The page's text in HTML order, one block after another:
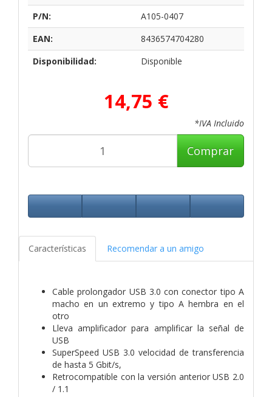
P/N:
A105-0407
EAN:
8436574704280
Disponibilidad:
Disponible
14,75 €
*IVA Incluido
Comprar
Características Recomendar a un amigo
Cable prolongador USB 3.0 con conector tipo A
macho en un extremo y tipo A hembra en el
otro
Lleva amplificador para amplificar la señal de
USB
SuperSpeed USB 3.0 velocidad de transferencia
de hasta 5 Gbit/s,
Retrocompatible con la versión anterior USB 2.0
/ 1.1